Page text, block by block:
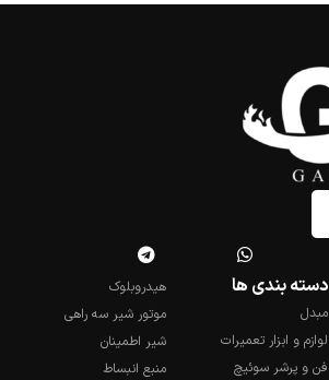
دسته بندی ها
مبدل
لوازم و ابزار تعمیرات
فن و پرشر سوئیچ
هیدروبلوک
موتور شیر سه راهی
شیر اطمینان
منبع انبساط